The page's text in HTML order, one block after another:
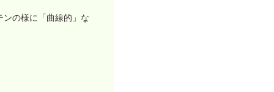
の様に「曲線的」な